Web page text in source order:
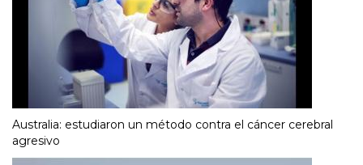
Australia: estudiaron un método contra el cáncer cerebral
agresivo